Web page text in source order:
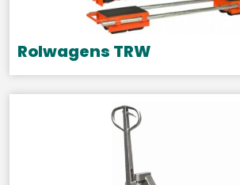
Rolwagens TRW
Dit
product